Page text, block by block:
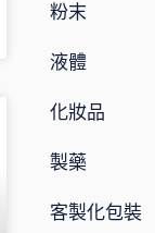
粉末
液體
化妝品
製藥
客製化包裝